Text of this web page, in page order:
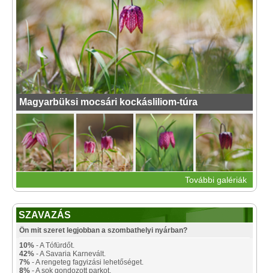
Magyarbüksi mocsári kockásliliom-túra
További galériák
SZAVAZÁS
Ön mit szeret legjobban a szombathelyi nyárban?
10% - A Tófürdőt.
42% - A Savaria Karnevált.
7% - A rengeteg fagyizási lehetőséget.
8% - A sok gondozott parkot.